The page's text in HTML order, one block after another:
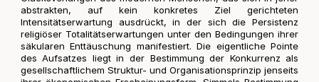
abstrakten, auf kein konkretes Ziel gerichteten
Intensitätserwartung ausdrückt, in der sich die Persistenz
religiöser Totalitätserwartungen unter den Bedingungen ihrer
säkularen Enttäuschung manifestiert. Die eigentliche Pointe
des Aufsatzes liegt in der Bestimmung der Konkurrenz als
gesellschaftlichem Struktur- und Organisationsprinzip jenseits